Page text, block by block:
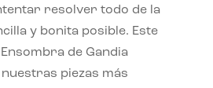
resolver todo de la
y bonita posible. Este
de Gandia
nuestras piezas más